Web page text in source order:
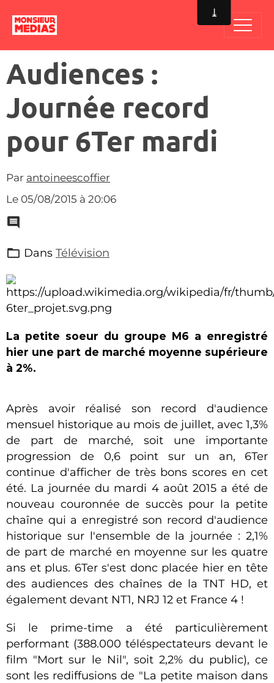
Audiences :
Journée record
pour 6Ter mardi
Par antoineescoffier
Le 05/08/2015 à 20:06
Dans Télévision
La petite soeur du groupe M6 a enregistré
hier une part de marché moyenne supérieure
à 2%.
Après avoir réalisé son record d'audience
mensuel historique au mois de juillet, avec 1,3%
de part de marché, soit une importante
progression de 0,6 point sur un an, 6Ter
continue d'afficher de très bons scores en cet
été. La journée du mardi 4 août 2015 a été de
nouveau couronnée de succès pour la petite
chaîne qui a enregistré son record d'audience
historique sur l'ensemble de la journée : 2,1%
de part de marché en moyenne sur les quatre
ans et plus. 6Ter s'est donc placée hier en tête
des audiences des chaînes de la TNT HD, et
également devant NT1, NRJ 12 et France 4 !
Si le prime-time a été particulièrement
performant (388.000 téléspectateurs devant le
film "Mort sur le Nil", soit 2,2% du public), ce
sont les rediffusions de "La petite maison dans